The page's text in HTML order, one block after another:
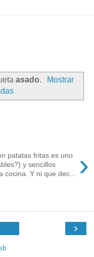
asado.
Mostrar
›
patatas fritas es uno
y sencillos
Y ni que dec...
›